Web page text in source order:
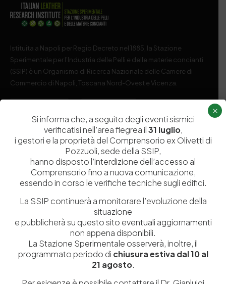
Istituita a Napoli per Regio Decreto nel 1885, la Stazione
Sperimentale per l’Industria delle Pelli e delle materie concianti
(SSIP) è un Organismo di Ricerca Nazionale delle Camere di
Commercio di Napoli, Toscana Nord-Ovest e Vicenza.
Chi siamo
Ricerca e Sviluppo
Formazione
Divulgazione scientifica e
documentazione
Laboratori
Dipartimenti di ricerca
Biblioteca
Politecnico del Cuoio
Media
Tutela Whistleblowing
Amministrazione Trasparente
Si informa che, a seguito degli eventi sismici
verificatisi nell’area flegrea il31 luglio,
i gestori e la proprietà del Comprensorio ex Olivetti di
Pozzuoli, sede della SSIP,
hanno disposto l’interdizione dell’accesso al
Comprensorio fino a nuova comunicazione,
essendo in corso le verifiche tecniche sugli edifici.
La SSIP continuerà a monitorare l’evoluzione della
situazione
e pubblicherà su questo sito eventuali aggiornamenti
non appena disponibili.
La Stazione Sperimentale osserverà, inoltre, il
programmato periodo di chiusura estiva dal 10 al
21 agosto.
×